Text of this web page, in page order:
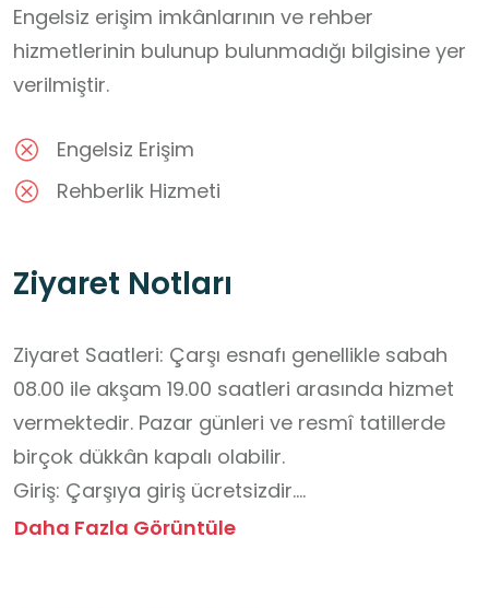
Engelsiz erişim imkânlarının ve rehber
hizmetlerinin bulunup bulunmadığı bilgisine yer
verilmiştir.
Engelsiz Erişim
Rehberlik Hizmeti
Ziyaret Notları
Ziyaret Saatleri: Çarşı esnafı genellikle sabah
08.00 ile akşam 19.00 saatleri arasında hizmet
vermektedir. Pazar günleri ve resmî tatillerde
birçok dükkân kapalı olabilir.
Giriş: Çarşıya giriş ücretsizdir.
Yoğunluk: Özellikle hafta sonları ve öğle
Daha Fazla Görüntüle